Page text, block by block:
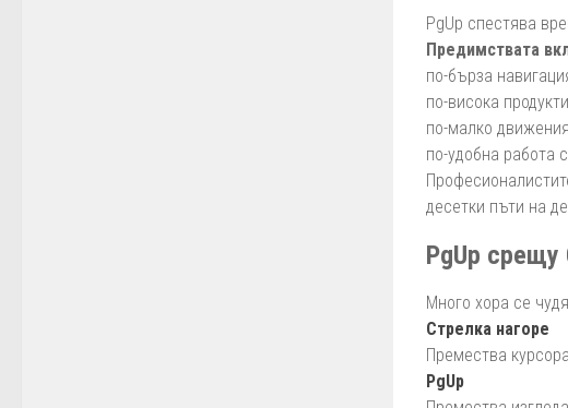
PgUp спестява
Предимствата
по-бърза
по-висока
по-малко
по-удобна работа
десетки пъти на
PgUp срещу
Много хора се
Стрелка нагоре
Премества
PgUp